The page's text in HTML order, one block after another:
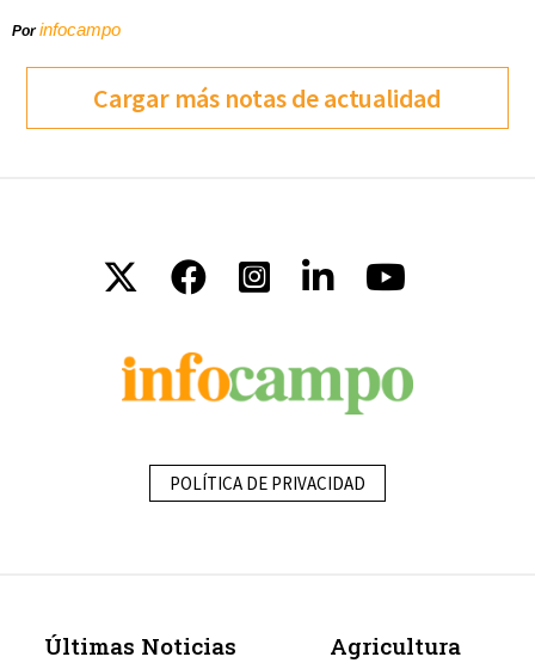
Porinfocampo
Cargar más notas de actualidad
POLÍTICA DE PRIVACIDAD
Últimas Noticias
Agricultura